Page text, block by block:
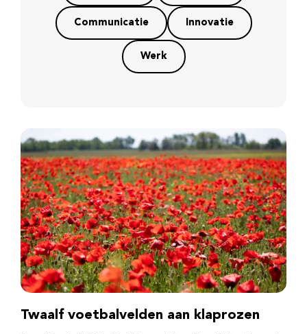
Communicatie Innovatie
Werk
Twaalf voetbalvelden aan klaprozen